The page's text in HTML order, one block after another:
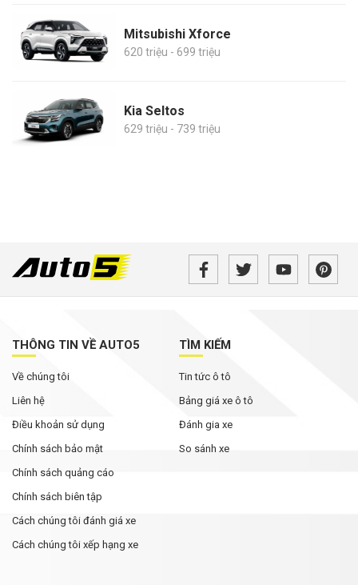
Mitsubishi Xforce
620 triệu - 699 triệu
Kia Seltos
629 triệu - 739 triệu
THÔNG TIN VỀ AUTO5
Về chúng tôi
Liên hệ
Điều khoản sử dụng
Chính sách bảo mật
Chính sách quảng cáo
Chính sách biên tập
Cách chúng tôi đánh giá xe
Cách chúng tôi xếp hạng xe
TÌM KIẾM
Tin tức ô tô
Bảng giá xe ô tô
Đánh gia xe
So sánh xe